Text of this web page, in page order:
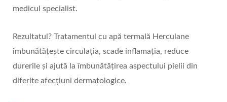
medicul specialist.
Rezultatul? Tratamentul cu apă termală Herculane
îmbunătățește circulația, scade inflamația, reduce
durerile și ajută la îmbunătățirea aspectului pielii din
diferite afecțiuni dermatologice.